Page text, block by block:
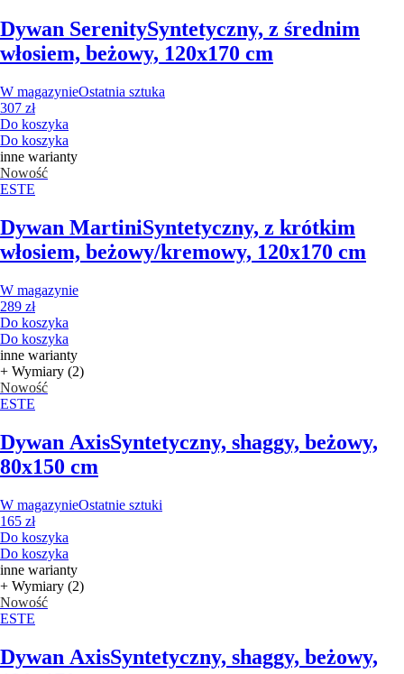
Dywan SerenitySyntetyczny, z średnim
włosiem, beżowy, 120x170 cm
W magazynieOstatnia sztuka
307 zł
Do koszyka
Do koszyka
inne warianty
Nowość
ESTE
Dywan MartiniSyntetyczny, z krótkim
włosiem, beżowy/kremowy, 120x170 cm
W magazynie
289 zł
Do koszyka
Do koszyka
inne warianty
+ Wymiary (2)
Nowość
ESTE
Dywan AxisSyntetyczny, shaggy, beżowy,
80x150 cm
W magazynieOstatnie sztuki
165 zł
Do koszyka
Do koszyka
inne warianty
+ Wymiary (2)
Nowość
ESTE
Dywan AxisSyntetyczny, shaggy, beżowy,